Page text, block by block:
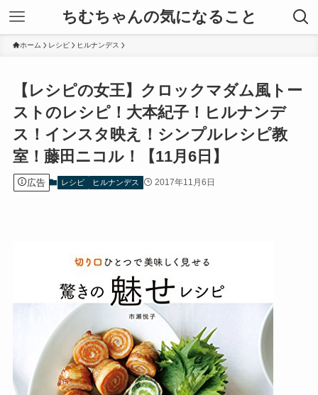
ちむちゃんの気になること
ホーム レシピ ヒルナンデス
【レシピの女王】クロックマダム風トー
ストのレシピ！大本紀子！ヒルナンデ
ス！インスタ映え！シンプルレシピ教
室！藤田ニコル！【11月6日】
広告 レシピ ヒルナンデス 2017年11月6日